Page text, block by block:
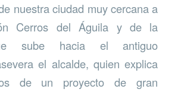
nuestra ciudad muy cercana a
Cerros del Águila y de la
sube hacia el antiguo
el alcalde, quien explica
de un proyecto de gran